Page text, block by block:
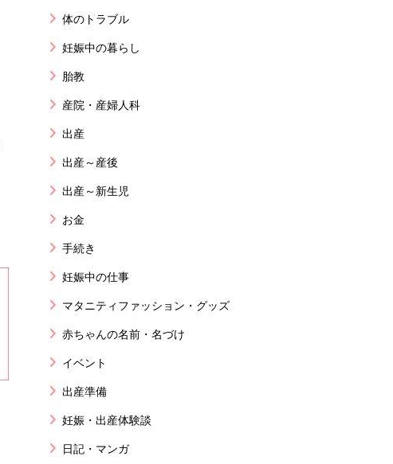
体のトラブル
妊娠中の暮らし
胎教
産院・産婦人科
出産
出産～産後
出産～新生児
お金
手続き
妊娠中の仕事
マタニティファッション・グッズ
赤ちゃんの名前・名づけ
イベント
出産準備
妊娠・出産体験談
日記・マンガ